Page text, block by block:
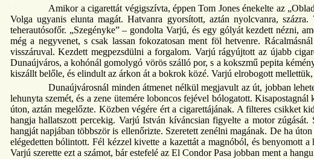
Amikor a cigarettát végigszívta, éppen Tom Jones énekelte az
Volga ugyanis elunta magát. Hatvanra gyorsított, aztán nyolcvanra,
teherautósofőr. „Szegényke” – gondolta Varjú, és egy gólyát kezdett nézni,
még a negyvenet, s csak lassan fokozatosan ment föl hetvenre.
visszáruval. Kezdett megpezsdülni a forgalom. Varjú rágyújtott az újabb
Dunaújváros, a kohónál gomolygó vörös szálló por, s a kokszmű pepita
kiszállt belőle, és elindult az árkon át a bokrok közé. Varjú elrobogott
Dunaújvárosnál minden átmenet nélkül megjavult az út, jobban
lehunyta szemét, és a zene ütemére loboncos fejével bólogatott.
úton, aztán megelőzte. Közben végére ért a cigarettájának. A filteres csikket
hangja hallatszott percekig. Varjú István kíváncsian figyelte a motor
hangját napjában többször is ellenőrizte. Szeretett zenélni magának. De ha
elégedetten bólintott. Fél kézzel kivette a kazettát a magnóból, és benyomott
Varjú szerette ezt a számot, bár estefelé az El Condor Pasa jobban ment a